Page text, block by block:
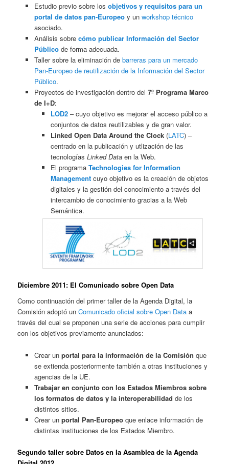
Estudio previo sobre los objetivos y requisitos para un
portal de datos pan-Europeoy un workshop técnico
asociado.
Análisis sobre cómo publicar Información del Sector
Públicode forma adecuada.
Taller sobre la eliminación de barreras para un mercado
Pan-Europeo de reutilización de la Información del Sector
Público.
Proyectos de investigación dentro del 7º Programa Marco
de I+D:
LOD2 – cuyo objetivo es mejorar el acceso público a
conjuntos de datos reutilizables y de gran valor.
Linked Open Data Around the Clock (LATC) –
centrado en la publicación y utlización de las
tecnologíasLinked Data en la Web.
El programaTechnologies for Information
Management cuyo objetivo es la creación de objetos
digitales y la gestión del conocimiento a través del
intercambio de conocimiento gracias a la Web
Semántica.
Diciembre 2011: El Comunicado sobre Open Data
Como continuación del primer taller de la Agenda Digital, la
Comisión adoptó unComunicado oficial sobre Open Data a
través del cual se proponen una serie de acciones para cumplir
con los objetivos previamente anunciados:
Crear un portal para la información de la Comisión que
se extienda posteriormente también a otras instituciones y
agencias de la UE.
Trabajar en conjunto con los Estados Miembros sobre
los formatos de datos y la interoperabilidad de los
distintos sitios.
Crear un portal Pan-Europeoque enlace información de
distintas instituciones de los Estados Miembro.
Segundo taller sobre Datos en la Asamblea de la Agenda